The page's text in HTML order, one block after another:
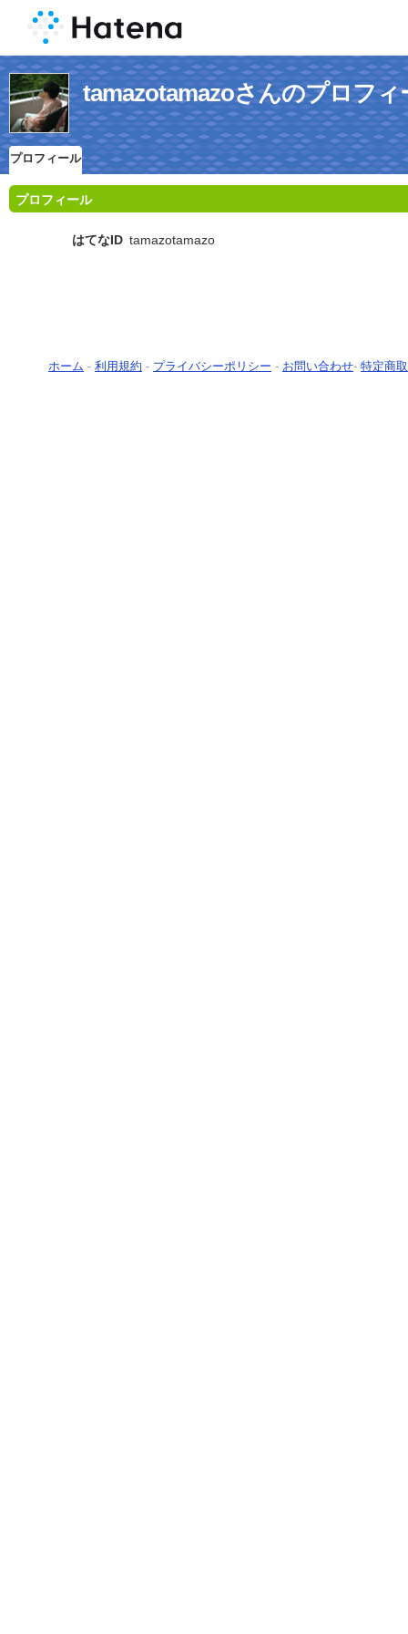
tamazotamazoさんのプロフィ
プロフィール
プロフィール
はてなID tamazotamazo
ホーム - 利用規約 - プライバシーポリシー - お問い合わせ- 特定商